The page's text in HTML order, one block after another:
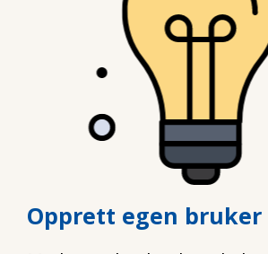
Opprett egen bruker